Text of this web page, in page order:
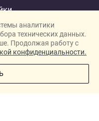
ЖК
аналитики
технических данных.
Продолжая работу с
конфиденциальности.